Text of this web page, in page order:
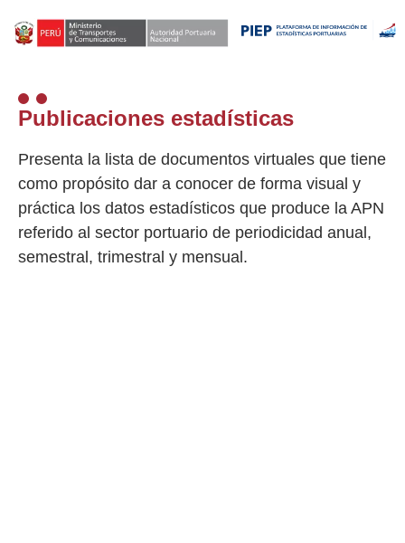
Publicaciones estadísticas
Presenta la lista de documentos virtuales que tiene
como propósito dar a conocer de forma visual y
práctica los datos estadísticos que produce la APN
referido al sector portuario de periodicidad anual,
semestral, trimestral y mensual.